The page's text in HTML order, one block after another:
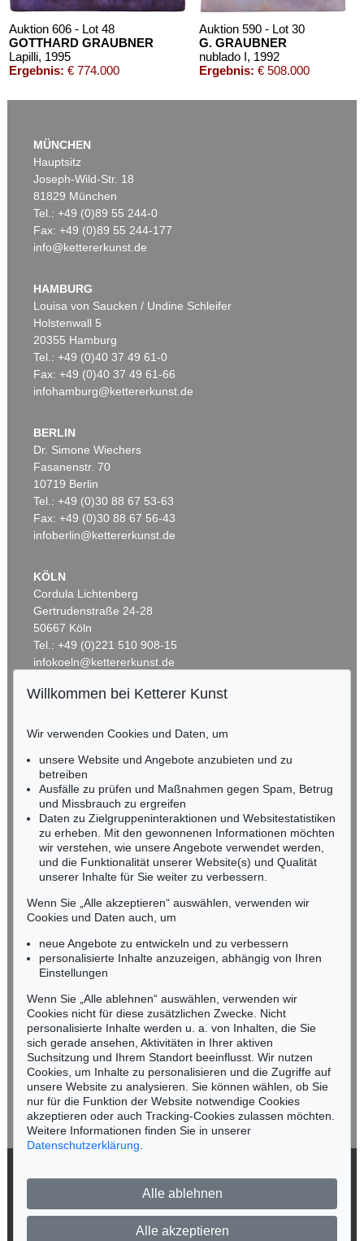
Auktion 606 - Lot 48
GOTTHARD GRAUBNER
Lapilli, 1995
Ergebnis: € 774.000
Auktion 590 - Lot 30
G. GRAUBNER
nublado I, 1992
Ergebnis: € 508.000
Auktion 489 - Lot 135
Ergebnis:€ 337.500
G. GRAUBNER
Camelionid , 1999
Ergebnis:€ 312.500
Ohne Titel
Ergebnis:
Auktion 429 - Lot 966
, 1998
Ergebnis:€ 212.500
Auktion 496 - Lot 107
Ergebnis: € 200.000
Auktion 437 - Lot 865
G. GRAUBNER
Farbraumkörper, 1989
Ergebnis:€ 193.750
G. GRAUBNER
Farbraumkörper, gelb/orange, 1999
Ergebnis:€ 187.500
Auktion 489 - Lot 102
Ergebnis:€ 127.000
MÜNCHEN
Hauptsitz
Joseph-Wild-Str. 18
81829 München
Tel.: +49 (0)89 55 244-0
Fax: +49 (0)89 55 244-177
info@kettererkunst.de
HAMBURG
Louisa von Saucken / Undine Schleifer
Holstenwall 5
20355 Hamburg
Tel.: +49 (0)40 37 49 61-0
Fax: +49 (0)40 37 49 61-66
infohamburg@kettererkunst.de
BERLIN
Dr. Simone Wiechers
Fasanenstr. 70
10719 Berlin
Tel.: +49 (0)30 88 67 53-63
Fax: +49 (0)30 88 67 56-43
infoberlin@kettererkunst.de
KÖLN
Cordula Lichtenberg
Gertrudenstraße 24-28
50667 Köln
Tel.: +49 (0)221 510 908-15
infokoeln@kettererkunst.de
RHEINLAND-PFALZ
Miriam Heß
Tel.: +49 (0)62 21 58 80-038
Fax: +49 (0)62 21 58 80-595
infoheidelberg@kettererkunst.de
NORDDEUTSCHLAND
Nico Kassel, M.A.
Tel.: +49 (0)89 55244-164
Mobil: +49 (0)171 8618661
n.kassel@kettererkunst.de
Keine Auktion mehr verpassen!
Wir informieren Sie rechtzeitig.
Jetzt zum Newsletter anmelden >
Impressum
Willkommen bei Ketterer Kunst
Wir verwenden Cookies und Daten, um
unsere Website und Angebote anzubieten und zu
betreiben
Ausfälle zu prüfen und Maßnahmen gegen Spam, Betrug
und Missbrauch zu ergreifen
Daten zu Zielgruppeninteraktionen und Websitestatistiken
zu erheben. Mit den gewonnenen Informationen möchten
wir verstehen, wie unsere Angebote verwendet werden,
und die Funktionalität unserer Website(s) und Qualität
unserer Inhalte für Sie weiter zu verbessern.
Wenn Sie „Alle akzeptieren“ auswählen, verwenden wir
Cookies und Daten auch, um
neue Angebote zu entwickeln und zu verbessern
personalisierte Inhalte anzuzeigen, abhängig von Ihren
Einstellungen
Wenn Sie „Alle ablehnen“ auswählen, verwenden wir
Cookies nicht für diese zusätzlichen Zwecke. Nicht
personalisierte Inhalte werden u. a. von Inhalten, die Sie
sich gerade ansehen, Aktivitäten in Ihrer aktiven
Suchsitzung und Ihrem Standort beeinflusst. Wir nutzen
Cookies, um Inhalte zu personalisieren und die Zugriffe auf
unsere Website zu analysieren. Sie können wählen, ob Sie
nur für die Funktion der Website notwendige Cookies
akzeptieren oder auch Tracking-Cookies zulassen möchten.
Weitere Informationen finden Sie in unserer
Datenschutzerklärung
Alle ablehnen
Alle akzeptieren